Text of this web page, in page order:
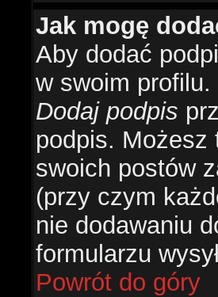
Jak mogę
Aby dodać
w swoim
Dodaj podpis
podpis. Możesz
swoich postów
(przy czym
nie dodawaniu
formularzu
Powrót do góry